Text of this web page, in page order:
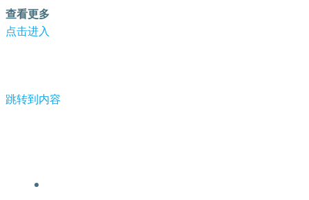
查看更多
点击进入
跳转到内容